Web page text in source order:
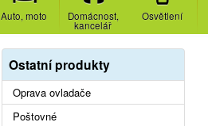
Auto, moto Domácnost,
kancelář
Osvětlení
Ostatní produkty
Oprava ovladače
Poštovné